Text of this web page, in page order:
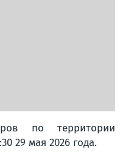
по территории
29 мая 2026 года.